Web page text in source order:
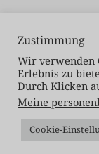
Zustimmung
Wir verwenden
Erlebnis zu
Durch Klicken
Meine
Cookie-